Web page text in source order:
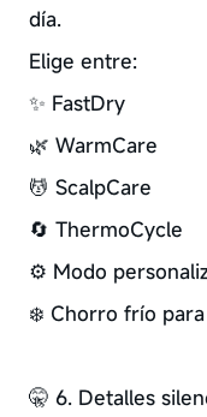
día.
Elige entre:
✨ FastDry
🌿 WarmCare
💆 ScalpCare
🔄 ThermoCycle
⚙️ Modo
❄️ Chorro frío
🤫 6. Detalles